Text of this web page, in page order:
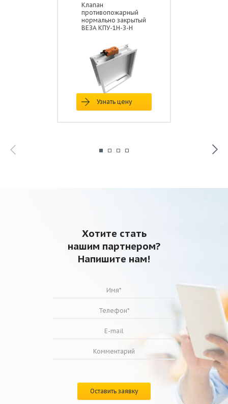
Клапан
противопожарный
нормально закрытый
ВЕЗА КПУ-1Н-З-Н
Узнать цену
Хотите стать
нашим партнером?
Напишите нам!
Оставить заявку